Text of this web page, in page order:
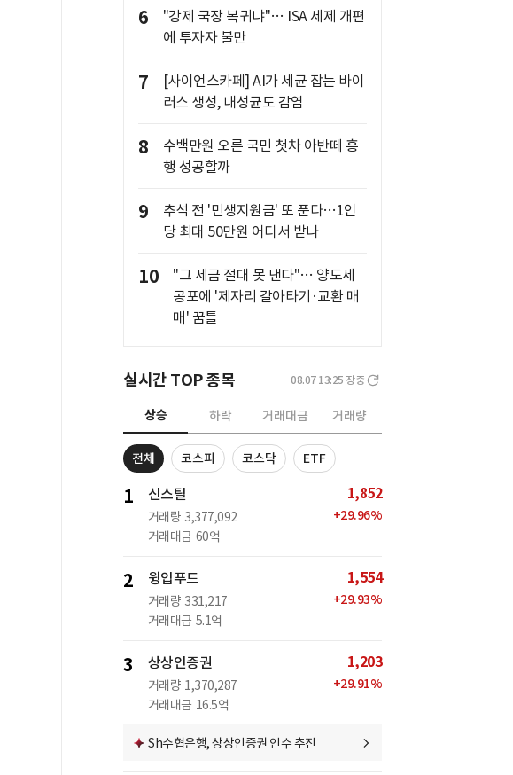
6
"강제 국장 복귀냐"… ISA 세제 개편
에 투자자 불만
7
[사이언스카페] AI가 세균 잡는 바이
러스 생성, 내성균도 감염
8
수백만원 오른 국민 첫차 아반떼 흥
행 성공할까
9
추석 전 '민생지원금' 또 푼다…1인
당 최대 50만원 어디서 받나
10
"그 세금 절대 못 낸다"… 양도세
공포에 '제자리 갈아타기·교환 매
매' 꿈틀
실시간 TOP 종목 08.07 13:25 장중
상승 하락 거래대금 거래량
전체 코스피 코스닥 ETF
1 신스틸
거래량 3,377,092
거래대금 60억
1,852
+29.96%
2 윙입푸드
거래량 331,217
거래대금 5.1억
1,554
+29.93%
3 상상인증권
거래량 1,370,287
거래대금 16.5억
1,203
+29.91%
Sh수협은행, 상상인증권 인수 추진